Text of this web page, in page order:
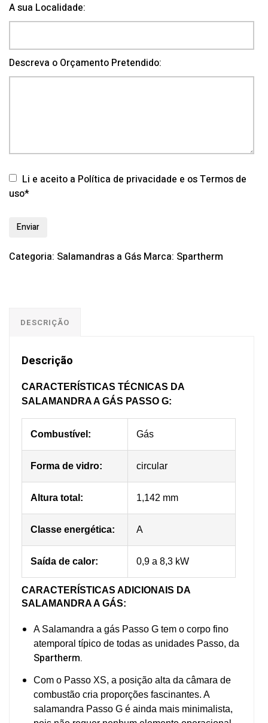
A sua Localidade:
Descreva o Orçamento Pretendido:
Li e aceito a Política de privacidade e os Termos de
uso*
Categoria: Salamandras a Gás Marca: Spartherm
DESCRIÇÃO
Descrição
CARACTERÍSTICAS TÉCNICAS DA
SALAMANDRA A GÁS PASSO G:
Combustível: Gás
Forma de vidro: circular
Altura total: 1,142 mm
Classe energética: A
Saída de calor: 0,9 a 8,3 kW
CARACTERÍSTICAS ADICIONAIS DA
SALAMANDRA A GÁS:
A Salamandra a gás Passo G tem o corpo fino
atemporal típico de todas as unidades Passo, da
Spartherm.
Com o Passo XS, a posição alta da câmara de
combustão cria proporções fascinantes. A
salamandra Passo G é ainda mais minimalista,